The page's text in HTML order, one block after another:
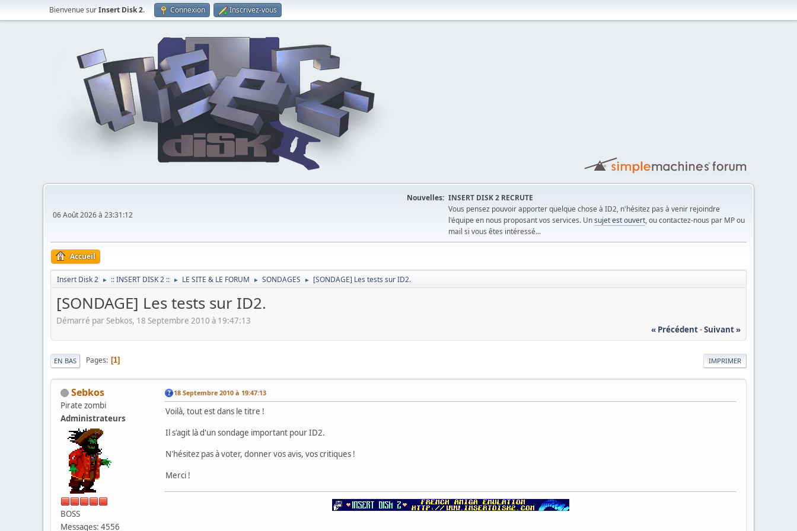
Bienvenue surInsert Disk 2. Connexion Inscrivez-vous
06 Août 2026 à 23:31:12
Nouvelles: INSERT DISK 2 RECRUTE
Vous pensez pouvoir apporter quelque chose à ID2, n'hésitez pas à venir rejoindre
l'équipe en nous proposant vos services. Unsujet est ouvert, ou contactez-nous par MP ou
mail si vous êtes intéressé...
Accueil
Insert Disk 2 ► :: INSERT DISK 2 :: ► LE SITE & LE FORUM ► SONDAGES ► [SONDAGE] Les tests sur ID2.
[SONDAGE] Les tests sur ID2.
Démarré par Sebkos, 18 Septembre 2010 à 19:47:13
« Précédent-Suivant »
IMPRIMER
EN BAS Pages 1
Sebkos
Pirate zombi
Administrateurs
BOSS
Messages: 4556
18 Septembre 2010 à 19:47:13
Voilà, tout est dans le titre !
Il s'agit là d'un sondage important pour ID2.
N'hésitez pas à voter, donner vos avis, vos critiques !
Merci !